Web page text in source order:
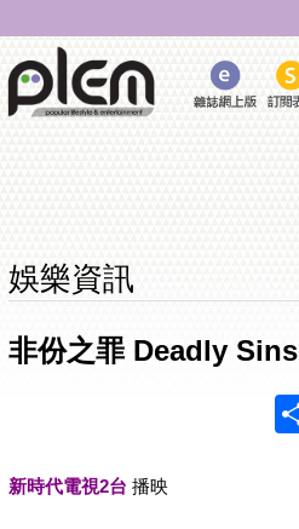
娛樂資訊
非份之罪 Deadly Sins
新時代電視2台 播映